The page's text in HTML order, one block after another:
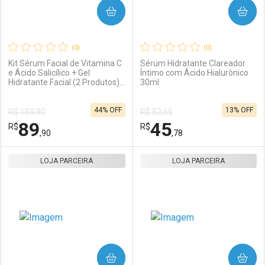
Ativar Desconto
Comprar sem Desconto
Por R$ 618,00/cada
Comprar sem Desconto
Por R$ 618,00/cada
Comprar sem Desconto
Por R$ 49,00/cada
Comprar sem Desconto
Por R$ 49,00/cada
(0)
Kit Sérum Facial de Vitamina C
e Ácido Salicílico + Gel
Hidratante Facial (2 Produtos)
R$ 159,90
R$89,90
44% OFF
COMPRAR
(0)
Sérum Hidratante Clareador
Íntimo com Ácido Hialurônico
30ml
R$ 52,65
R$45,78
13% OFF
COMPRAR
LOJA PARCEIRA
COMPRAR
LOJA PARCEIRA
COMPRAR